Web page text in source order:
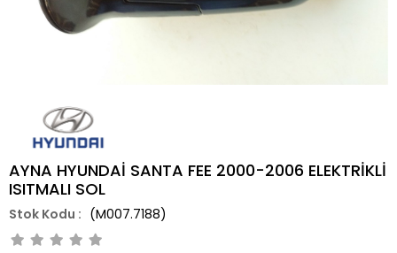
AYNA HYUNDAİ SANTA FEE 2000-2006 ELEKTRİKLİ
ISITMALI SOL
(M007.7188)